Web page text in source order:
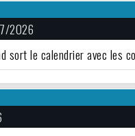
2026
sort le calendrier avec les